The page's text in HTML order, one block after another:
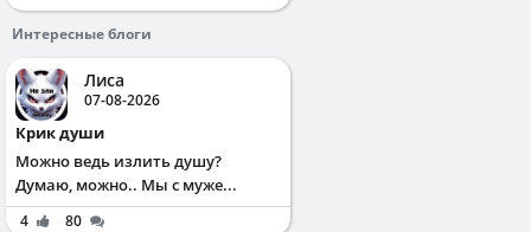
Интересные блоги
Лиса
07-08-2026
Крик души
Можно ведь излить душу?
Думаю, можно.. Мы с муже...
4 80